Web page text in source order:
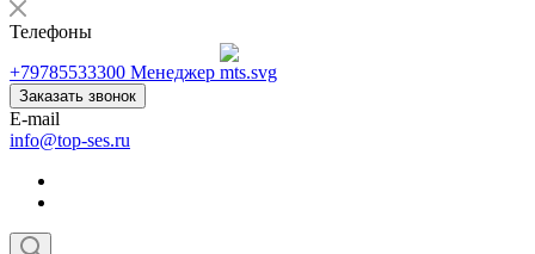
Телефоны
+79785533300 Менеджер
Заказать звонок
E-mail
info@top-ses.ru